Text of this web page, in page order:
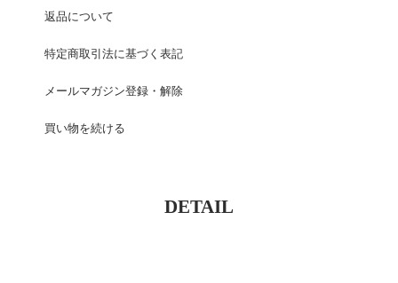
返品について
特定商取引法に基づく表記
メールマガジン登録・解除
買い物を続ける
DETAIL